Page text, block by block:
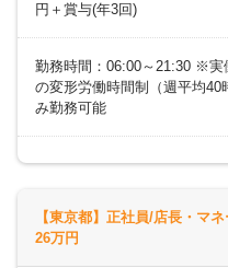
円＋賞与(年3回)
勤務時間：06:00～21:30 ※
の変形労働時間制（週平均
み勤務可能
【東京都】正社員/店長・マ
26万円